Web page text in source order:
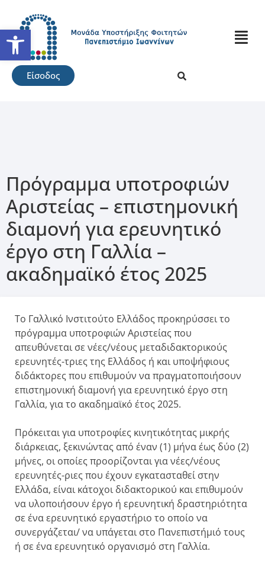
Ανοίξτε τη γραμμή
Είσοδος
Πρόγραμμα υποτροφιών
Αριστείας – επιστημονική
διαμονή για ερευνητικό
έργο στη Γαλλία –
ακαδημαϊκό έτος 2025
Το Γαλλικό Ινστιτούτο Ελλάδος προκηρύσσει το
πρόγραμμα υποτροφιών Αριστείας που
απευθύνεται σε νέες/νέους μεταδιδακτορικούς
ερευνητές-τριες της Ελλάδος ή και υποψήφιους
διδάκτορες που επιθυμούν να πραγματοποιήσουν
επιστημονική διαμονή για ερευνητικό έργο στη
Γαλλία, για το ακαδημαϊκό έτος 2025.
Πρόκειται για υποτροφίες κινητικότητας μικρής
διάρκειας, ξεκινώντας από έναν (1) μήνα έως δύο (2)
μήνες, οι οποίες προορίζονται για νέες/νέους
ερευνητές-ριες που έχουν εγκατασταθεί στην
Ελλάδα, είναι κάτοχοι διδακτορικού και επιθυμούν
να υλοποιήσουν έργο ή ερευνητική δραστηριότητα
σε ένα ερευνητικό εργαστήριο το οποίο να
συνεργάζεται/ να υπάγεται στο Πανεπιστήμιό τους
ή σε ένα ερευνητικό οργανισμό στη Γαλλία.